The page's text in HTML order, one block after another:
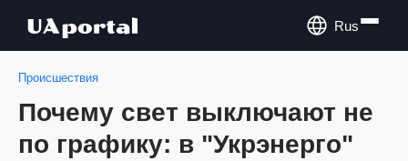
Rus
Происшествия
Почему свет выключают не
по графику: в "Укрэнерго"